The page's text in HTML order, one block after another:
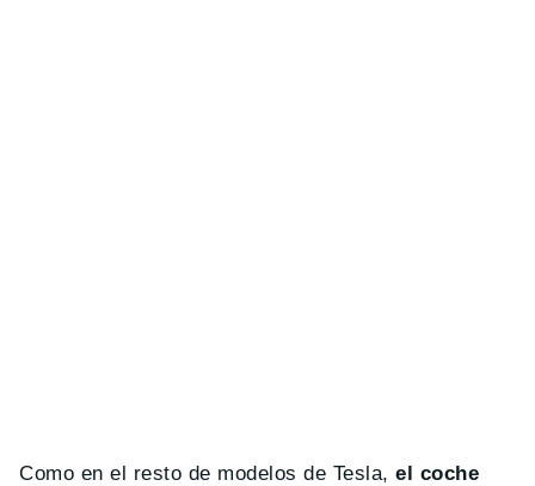
Como en el resto de modelos de Tesla,el coche